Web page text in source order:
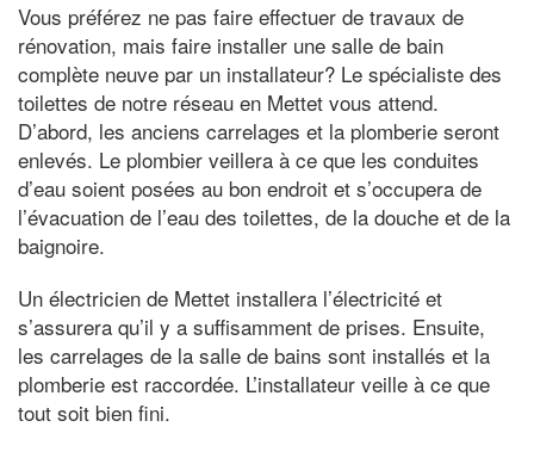
Vous préférez ne pas faire effectuer de travaux de
rénovation, mais faire installer une salle de bain
complète neuve par un installateur? Le spécialiste des
toilettes de notre réseau en Mettet vous attend.
D’abord, les anciens carrelages et la plomberie seront
enlevés. Le plombier veillera à ce que les conduites
d’eau soient posées au bon endroit et s’occupera de
l’évacuation de l’eau des toilettes, de la douche et de la
baignoire.
Un électricien de Mettet installera l’électricité et
s’assurera qu’il y a suffisamment de prises. Ensuite,
les carrelages de la salle de bains sont installés et la
plomberie est raccordée. L’installateur veille à ce que
tout soit bien fini.